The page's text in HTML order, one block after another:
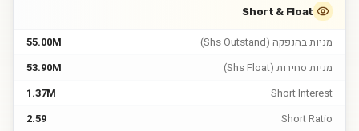
Short & Float
מניות בהנפקה (Shs Outstand)
55.00M
מניות סחירות (Shs Float)
53.90M
Short Interest
1.37M
Short Ratio
2.59